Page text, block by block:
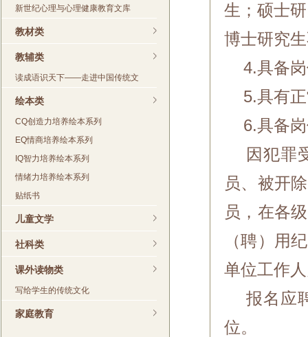
新世纪心理与心理健康教育文库
教材类
教辅类
读成语识天下——走进中国传统文
绘本类
CQ创造力培养绘本系列
EQ情商培养绘本系列
IQ智力培养绘本系列
情绪力培养绘本系列
贴纸书
儿童文学
社科类
课外读物类
写给学生的传统文化
家庭教育
生；硕士
博士研究
4.具备岗
5.具有正
6.具备岗
因犯罪
员、被开
员，在各
（聘）用
单位工作
报名应
位。